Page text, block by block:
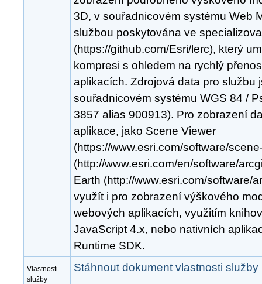
3D, v souřadnicovém systému Web
službou poskytována ve
(https://github.com/Esri/lerc), který
kompresi s ohledem na rychlý
aplikacích. Zdrojová data pro službu
souřadnicovém systému WGS 84 /
3857 alias 900913). Pro zobrazení
aplikace, jako Scene Viewer
(https://www.esri.com/software/
(http://www.esri.com/en/software/
Earth (http://www.esri.com/software/
využít i pro zobrazení výškového
webových aplikacích, využitím
JavaScript 4.x, nebo nativních
Runtime SDK.
Vlastnosti
služby
Stáhnout dokument vlastnosti služby